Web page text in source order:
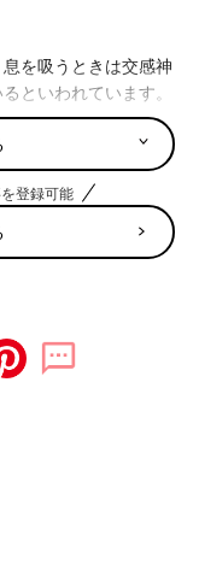
を吸うときは交感神
といわれています。
動呼吸」といいま
いった経験はありま
らだを 「戦闘モー
ことで副交感神経を
登録可能